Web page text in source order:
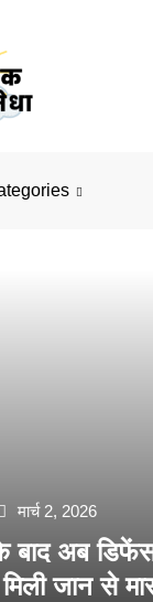
मार्च 2, 2026
बाद अब
जान से